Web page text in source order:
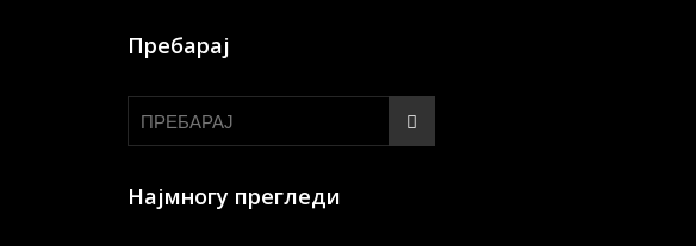
Пребарај
Најмногу прегледи